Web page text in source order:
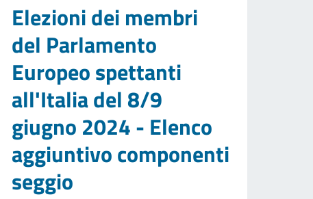
Elezioni dei membri
del Parlamento
Europeo spettanti
all'Italia del 8/9
giugno 2024 - Elenco
aggiuntivo componenti
seggio